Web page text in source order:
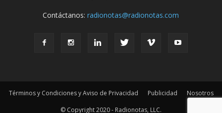
Contáctanos:radionotas@radionotas.com
Términos y Condiciones y Aviso de Privacidad Publicidad
Nosotros
© Copyright 2020 - Radionotas, LLC.